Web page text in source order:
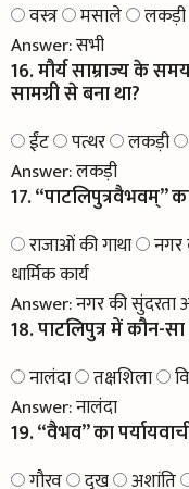
वस्त्र मसाले लकड़ी
Answer:सभी
16. मौर्य साम्राज्य के
सामग्री से बना था?
ईंट पत्थर लकड़ी
Answer:लकड़ी
17. “पाटलिपुत्रवैभवम्”
राजाओं की गाथा नगर
धार्मिक कार्य
Answer:नगर की सुंदरता
18. पाटलिपुत्र में कौन-सा
नालंदा तक्षशिला
Answer:नालंदा
19. “वैभव” का
गौरव दुख अशांति